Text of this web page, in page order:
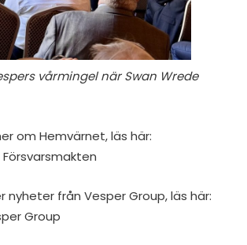
vårmingel när Swan Wrede
om Hemvärnet, läs här:
nyheter från Vesper Group, läs här:
Group